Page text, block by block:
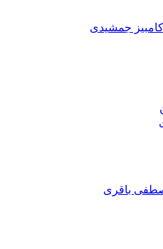
جمشیدی
باقری